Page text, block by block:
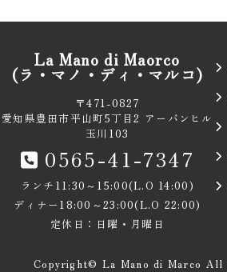
La Mano di Maorco
(ラ・マノ・ディ・マルコ)
〒471-0827
愛知県豊田市平山町5丁目2 アーバンヒル
玉川103
0565-41-7347
ランチ 11:30～15:00(L.O 14:00)
ディナー 18:00～23:00(L.O 22:00)
定休日：日曜・月曜日
Copyright© La Mano di Marco All